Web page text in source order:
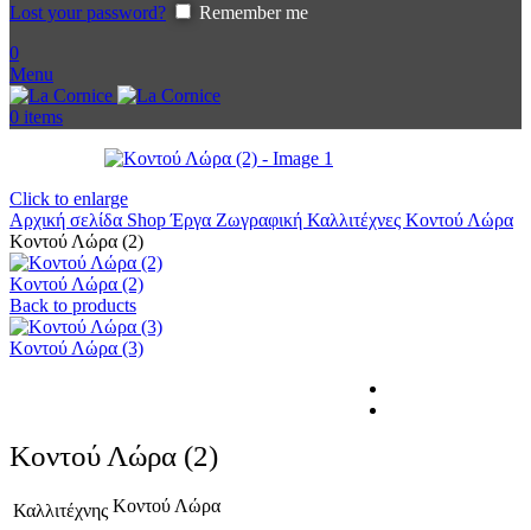
Lost your password?
Remember me
0
Menu
0 items
Click to enlarge
Αρχική σελίδα ShopΈργα Ζωγραφική Καλλιτέχνες Κοντού Λώρα
Κοντού Λώρα (2)
Κοντού Λώρα (2)
Back to products
Κοντού Λώρα (3)
Κοντού Λώρα (2)
Καλλιτέχνης Κοντού Λώρα